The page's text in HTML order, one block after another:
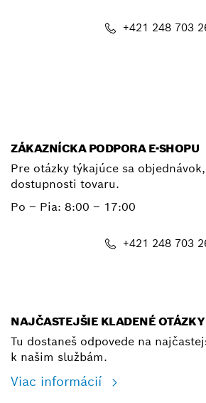
+421 248 703
ZÁKAZNÍCKA PODPORA E-SHOPU
Pre otázky týkajúce sa
dostupnosti tovaru.
Po – Pia: 8:00 – 17:00
+421 248 703
NAJČASTEJŠIE KLADENÉ OTÁZKY
Tu dostaneš odpovede na
k našim službám.
Viac informácií